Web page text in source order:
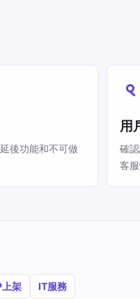
後功能和不可做
用
確
客
架 IT服務